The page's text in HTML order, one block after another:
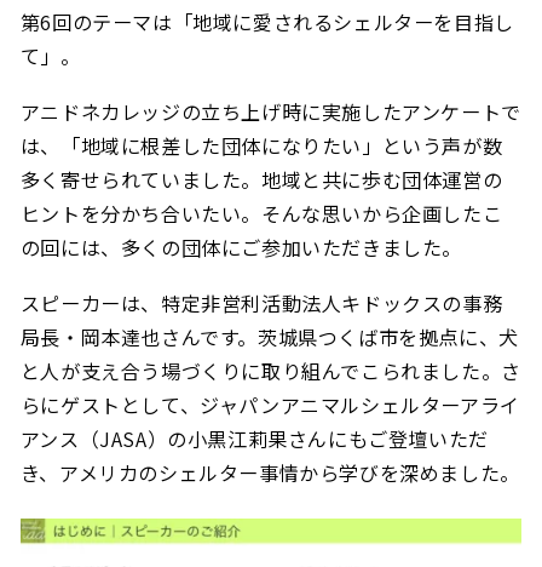
第6回のテーマは「地域に愛されるシェルターを目指し
て」。
アニドネカレッジの立ち上げ時に実施したアンケートで
は、「地域に根差した団体になりたい」という声が数
多く寄せられていました。地域と共に歩む団体運営の
ヒントを分かち合いたい。そんな思いから企画したこ
の回には、多くの団体にご参加いただきました。
スピーカーは、特定非営利活動法人キドックスの事務
局長・岡本達也さんです。茨城県つくば市を拠点に、犬
と人が支え合う場づくりに取り組んでこられました。さ
らにゲストとして、ジャパンアニマルシェルターアライ
アンス（JASA）の小黒江莉果さんにもご登壇いただ
き、アメリカのシェルター事情から学びを深めました。